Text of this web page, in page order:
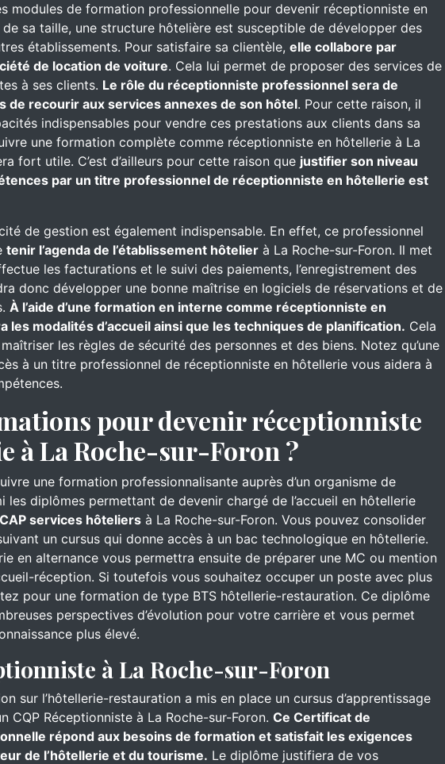
modules de formation professionnelle pour devenir réceptionniste en
sa taille, une structure hôtelière est susceptible de développer des
établissements. Pour satisfaire sa clientèle, elle collabore par
de location de voiture. Cela lui permet de proposer des services de
à ses clients. Le rôle du réceptionniste professionnel sera de
de recourir aux services annexes de son hôtel. Pour cette raison, il
indispensables pour vendre ces prestations aux clients dans sa
une formation complète comme réceptionniste en hôtellerie à La
fort utile. C’est d’ailleurs pour cette raison que justifier son niveau
par un titre professionnel de réceptionniste en hôtellerie est
de gestion est également indispensable. En effet, ce professionnel
tenir l’agenda de l’établissement hôtelier à La Roche-sur-Foron. Il met
les facturations et le suivi des paiements, l’enregistrement des
donc développer une bonne maîtrise en logiciels de réservations et de
À l’aide d’une formation en interne comme réceptionniste en
les modalités d’accueil ainsi que les techniques de planification. Cela
les règles de sécurité des personnes et des biens. Notez qu’une
à un titre professionnel de réceptionniste en hôtellerie vous aidera à
pour devenir réceptionniste
à La Roche-sur-Foron ?
une formation professionnalisante auprès d’un organisme de
les diplômes permettant de devenir chargé de l’accueil en hôtellerie
CAP services hôteliers à La Roche-sur-Foron. Vous pouvez consolider
un cursus qui donne accès à un bac technologique en hôtellerie.
en alternance vous permettra ensuite de préparer une MC ou mention
réception. Si toutefois vous souhaitez occuper un poste avec plus
pour une formation de type BTS hôtellerie-restauration. Ce diplôme
perspectives d’évolution pour votre carrière et vous permet
plus élevé.
à La Roche-sur-Foron
sur l’hôtellerie-restauration a mis en place un cursus d’apprentissage
CQP Réceptionniste à La Roche-sur-Foron. Ce Certificat de
répond aux besoins de formation et satisfait les exigences
de l’hôtellerie et du tourisme. Le diplôme justifiera de vos